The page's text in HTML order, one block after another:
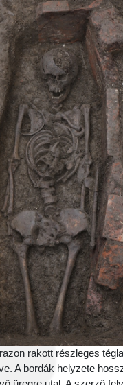
rakott részleges
A bordák helyzete